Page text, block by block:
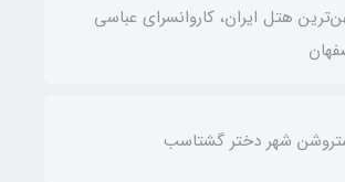
هتل ایران، کاروانسرای عباسی
شهر دختر گشتاسب